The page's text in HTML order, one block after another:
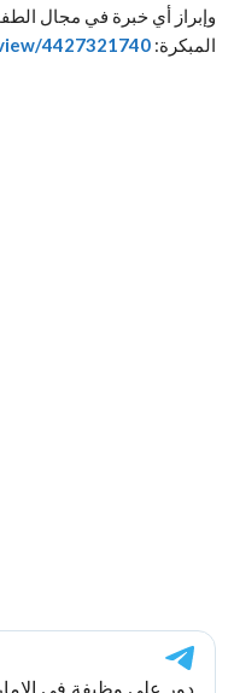
وإبراز أي خبرة في مجال
المبكرة: 4427321740